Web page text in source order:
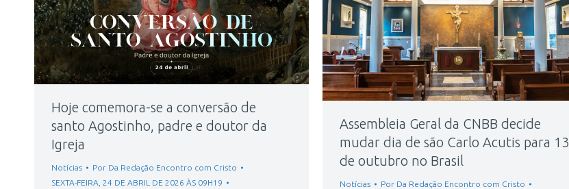
Hoje comemora-se a conversão de
santo Agostinho, padre e doutor da
Igreja
Notícias Por Da Redação Encontro com Cristo
SEXTA-FEIRA, 24 DE ABRIL DE 2026 ÀS 09H19
Assembleia Geral da CNBB decide
mudar dia de são Carlo Acutis para 13
de outubro no Brasil
Notícias Por Da Redação Encontro com Cristo